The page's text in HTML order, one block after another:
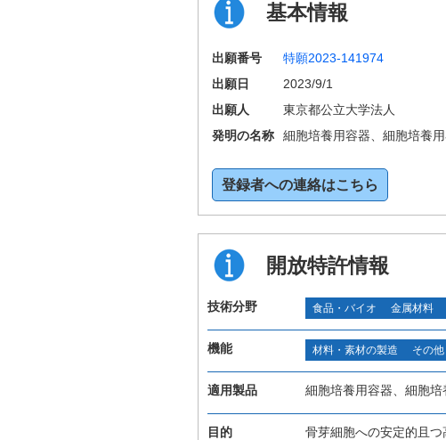
基本情報
出願番号 特願2023-141974
出願日
2023/9/1
出願人
東京都公立大学法人
発明の名称
細胞培養用容器、細胞培養
登録者への連絡はこちら
開放特許情報
技術分野 食品・バイオ 金属材料
機能 材料・素材の製造 その他
適用製品 細胞培養用容器、細胞
目的
骨芽細胞への安定的且